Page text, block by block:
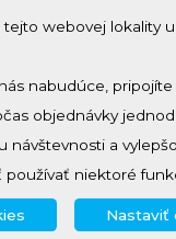
nastavenie cookies
© 2024 - 2026, created by
webovej lokality
nabudúce,
objednávky
návštevnosti a
niektoré
Nastaviť